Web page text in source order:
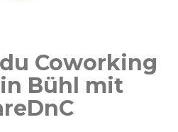
Coworking
Bühl mit